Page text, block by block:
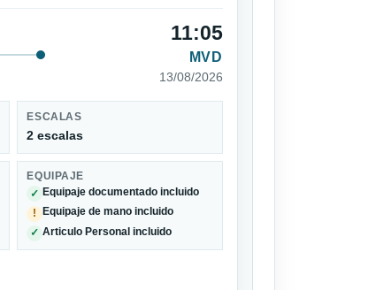
11:05
MVD
13/08/2026
ESCALAS
2 escalas
EQUIPAJE
✓ Equipaje documentado incluido
! Equipaje de mano incluido
✓ Articulo Personal incluido